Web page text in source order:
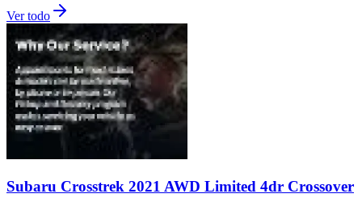
Ver todo
Subaru Crosstrek 2021 AWD Limited 4dr Crossover